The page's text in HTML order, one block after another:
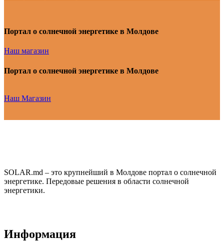
Портал о солнечной энергетике в Молдове
Наш магазин
Портал о солнечной энергетике в Молдове
Наш Магазин
SOLAR.md – это крупнейший в Молдове портал о солнечной
энергетике. Передовые решения в области солнечной
энергетики.
Информация